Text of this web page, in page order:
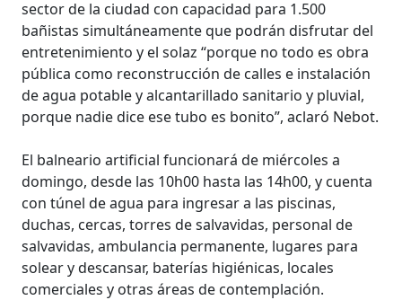
sector de la ciudad con capacidad para 1.500
bañistas simultáneamente que podrán disfrutar del
entretenimiento y el solaz “porque no todo es obra
pública como reconstrucción de calles e instalación
de agua potable y alcantarillado sanitario y pluvial,
porque nadie dice ese tubo es bonito”, aclaró Nebot.
El balneario artificial funcionará de miércoles a
domingo, desde las 10h00 hasta las 14h00, y cuenta
con túnel de agua para ingresar a las piscinas,
duchas, cercas, torres de salvavidas, personal de
salvavidas, ambulancia permanente, lugares para
solear y descansar, baterías higiénicas, locales
comerciales y otras áreas de contemplación.